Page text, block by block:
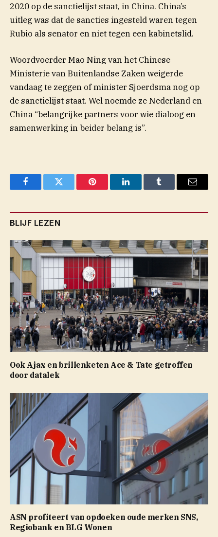
2020 op de sanctielijst staat, in China. China’s
uitleg was dat de sancties ingesteld waren tegen
Rubio als senator en niet tegen een kabinetslid.
Woordvoerder Mao Ning van het Chinese
Ministerie van Buitenlandse Zaken weigerde
vandaag te zeggen of minister Sjoerdsma nog op
de sanctielijst staat. Wel noemde ze Nederland en
China “belangrijke partners voor wie dialoog en
samenwerking in beider belang is”.
FacebookTwitter Pinterest LinkedInTumblr Email
BLIJF LEZEN
Ook Ajax en brillenketen Ace & Tate getroffen
door datalek
ASN profiteert van opdoeken oude merken SNS,
Regiobank en BLG Wonen